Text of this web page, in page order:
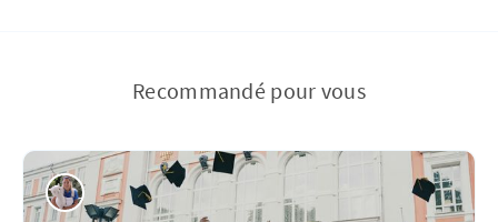
Recommandé pour vous